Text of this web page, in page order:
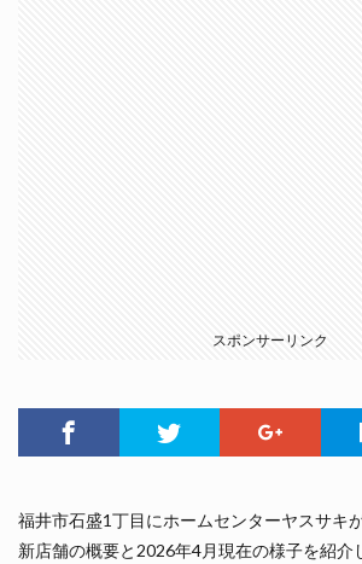
スポンサーリンク
福井市石盛1丁目にホームセンターヤスサキ
新店舗の概要と2026年4月現在の様子を紹介